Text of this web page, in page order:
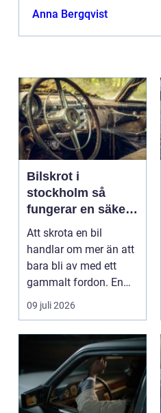
Anna Bergqvist
Bilskrot i
stockholm så
fungerar en säker
och miljövänlig
skrotning
Att skrota en bil
handlar om mer än att
bara bli av med ett
gammalt fordon. En
genomtänkt skrotning
09 juli 2026